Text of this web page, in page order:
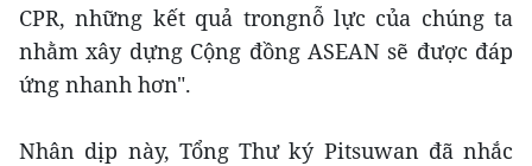
CPR, những kết quả trongnỗ lực của chúng ta
nhằm xây dựng Cộng đồng ASEAN sẽ được đáp
ứng nhanh hơn".
Nhân dịp này, Tổng Thư ký Pitsuwan đã nhắc